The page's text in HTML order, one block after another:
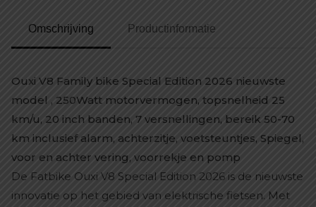
Omschrijving Productinformatie
Ouxi V8 Family bike Special Edition 2026 nieuwste
model , 250Watt motorvermogen, topsnelheid 25
km/u, 20 inch banden, 7 versnellingen, bereik 50-70
km inclusief alarm, achterzitje, voetsteuntjes, Spiegel,
voor en achter vering, voorrekje en pomp
De Fatbike Ouxi V8 Special Edition 2026 is de nieuwste
innovatie op het gebied van elektrische fietsen. Met